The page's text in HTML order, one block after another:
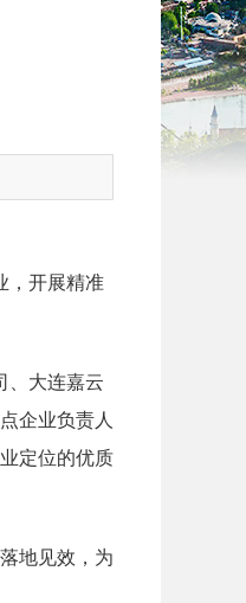
，开展精准
、大连嘉云
企业负责人
定位的优质
地见效，为